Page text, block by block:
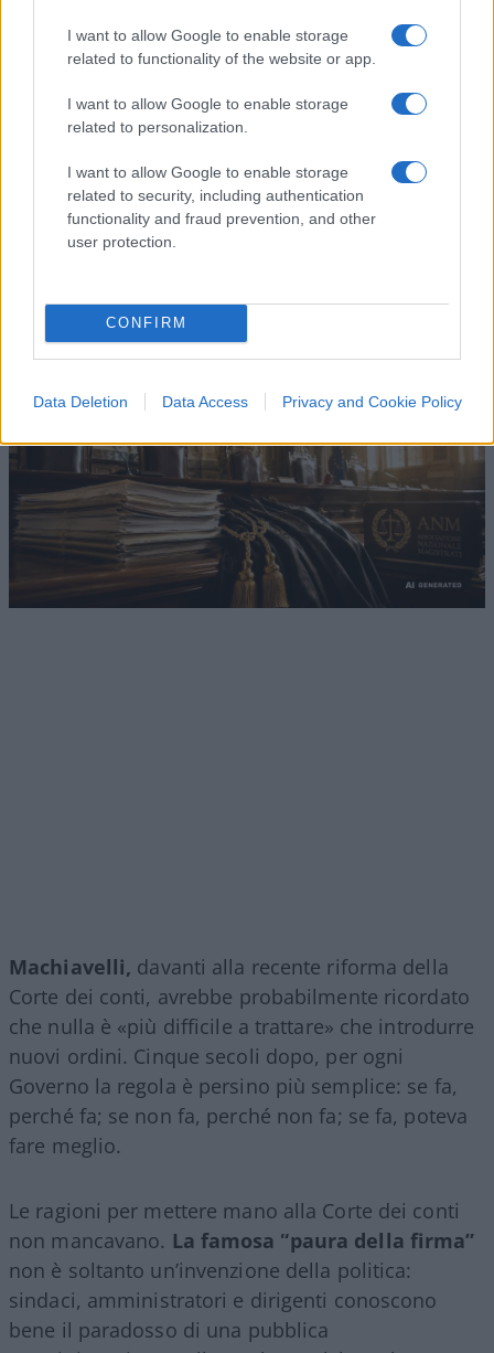
I want to allow Google to enable storage
related to functionality of the website or app.
I want to allow Google to enable storage
related to personalization.
I want to allow Google to enable storage
related to security, including authentication
functionality and fraud prevention, and other
user protection.
CONFIRM
Data Deletion Data Access Privacy and Cookie Policy
Corte dei conti, la riforma a
metà: si poteva fare di più
Chi firma non deve avere paura, chi paga le tasse
nemmeno. La magistratura contabile non deve
solo punire, ma aiutare la buona
amministrazione
8 Agosto 2026, 19:00
1.5k
Machiavelli, davanti alla recente riforma della
Corte dei conti, avrebbe probabilmente ricordato
che nulla è «più difficile a trattare» che introdurre
nuovi ordini. Cinque secoli dopo, per ogni
Governo la regola è persino più semplice: se fa,
perché fa; se non fa, perché non fa; se fa, poteva
fare meglio.
Le ragioni per mettere mano alla Corte dei conti
non mancavano. La famosa “paura della firma”
non è soltanto un’invenzione della politica:
sindaci, amministratori e dirigenti conoscono
bene il paradosso di una pubblica